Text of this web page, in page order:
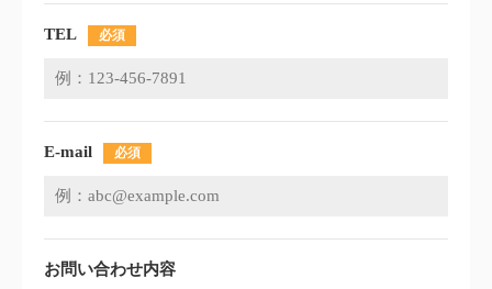
TEL 必須
E-mail 必須
お問い合わせ内容